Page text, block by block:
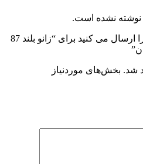
نوشته نشده است.
اولین نفری باشید که دیدگاهی را ارسال می کنید برای “زانو بلند 87
شد. بخش‌های موردنیاز